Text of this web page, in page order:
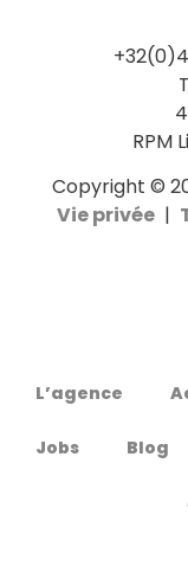
RPM
Copyright ©
Vie privée |
L’agence
Jobs Blog